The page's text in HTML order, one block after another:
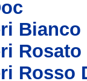
Bianco
Rosato
Rosso